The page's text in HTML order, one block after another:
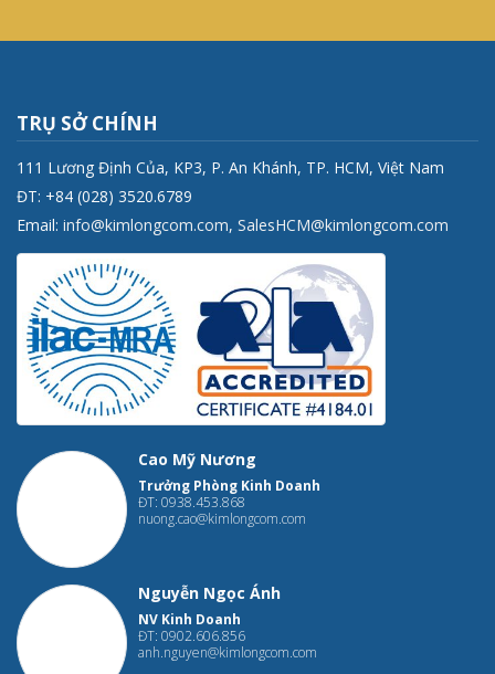
TRỤ SỞ CHÍNH
111 Lương Định Của, KP3, P. An Khánh, TP. HCM, Việt Nam
ĐT: +84 (028) 3520.6789
Email: info@kimlongcom.com, SalesHCM@kimlongcom.com
Cao Mỹ Nương
Trưởng Phòng Kinh Doanh
ĐT: 0938.453.868
nuong.cao@kimlongcom.com
Nguyễn Ngọc Ánh
NV Kinh Doanh
ĐT: 0902.606.856
anh.nguyen@kimlongcom.com